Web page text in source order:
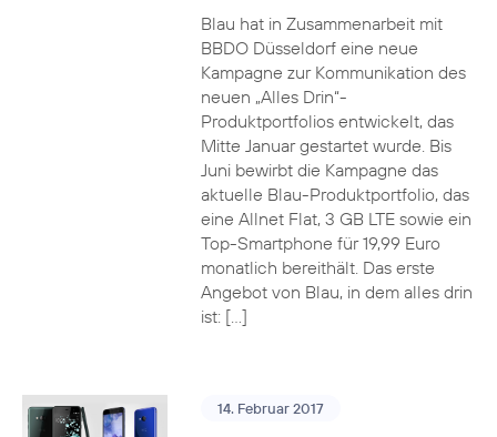
Blau hat in Zusammenarbeit mit
BBDO Düsseldorf eine neue
Kampagne zur Kommunikation des
neuen „Alles Drin“-
Produktportfolios entwickelt, das
Mitte Januar gestartet wurde. Bis
Juni bewirbt die Kampagne das
aktuelle Blau-Produktportfolio, das
eine Allnet Flat, 3 GB LTE sowie ein
Top-Smartphone für 19,99 Euro
monatlich bereithält. Das erste
Angebot von Blau, in dem alles drin
ist: […]
14. Februar 2017